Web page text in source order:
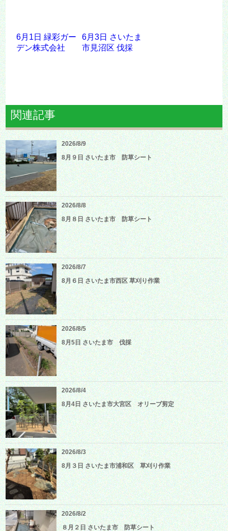
6月1日 緑彩ガー
デン株式会社
6月3日 さいたま
市見沼区 伐採
関連記事
2026/8/9
8月９日 さいたま市 防草シート
2026/8/8
8月８日 さいたま市 防草シート
2026/8/7
8月６日 さいたま市西区 草刈り作業
2026/8/5
8月5日 さいたま市 伐採
2026/8/4
8月4日 さいたま市大宮区 オリーブ剪定
2026/8/3
8月３日 さいたま市浦和区 草刈り作業
2026/8/2
８月２日 さいたま市 防草シート